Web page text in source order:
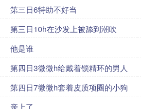
第三日6特助不好当
第三日10h在沙发上被舔到潮吹
他是谁
第四日3微微h给戴着锁精环的男人
第四日7微微h套着皮质项圈的小狗